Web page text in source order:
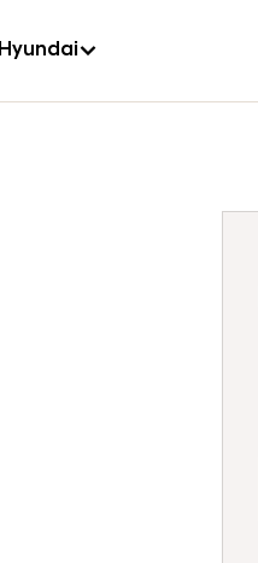
Hyundai